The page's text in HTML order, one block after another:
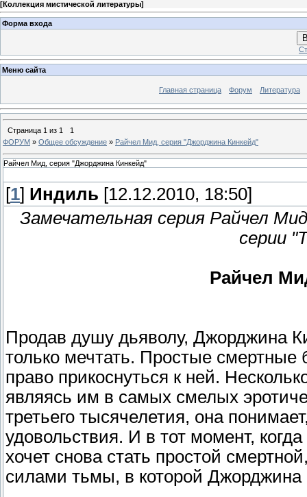
[Коллекция мистической литературы]
Форма входа
Меню сайта
Главная страница Форум Литература
Страница 1 из 1
1
ФОРУМ » Общее обсуждение » Райчел Мид, серия "Джорджина Кинкейд"
Райчел Мид, серия "Джорджина Кинкейд"
[1] Индиль [12.12.2010, 18:50]
Замечательная серия Райчел
серии
Райчел
Продав душу дьяволу, Джорджина
только мечтать. Простые
право прикоснуться к ней.
являясь им в самых смелых
третьего тысячелетия, она
удовольствия. И в тот момент,
хочет снова стать простой
силами тьмы, в которой